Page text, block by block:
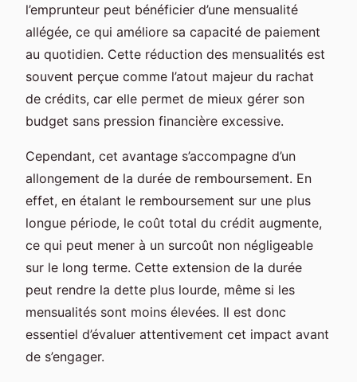
l’emprunteur peut bénéficier d’une mensualité
allégée, ce qui améliore sa capacité de paiement
au quotidien. Cette réduction des mensualités est
souvent perçue comme l’atout majeur du rachat
de crédits, car elle permet de mieux gérer son
budget sans pression financière excessive.
Cependant, cet avantage s’accompagne d’un
allongement de la durée de remboursement. En
effet, en étalant le remboursement sur une plus
longue période, le coût total du crédit augmente,
ce qui peut mener à un surcoût non négligeable
sur le long terme. Cette extension de la durée
peut rendre la dette plus lourde, même si les
mensualités sont moins élevées. Il est donc
essentiel d’évaluer attentivement cet impact avant
de s’engager.